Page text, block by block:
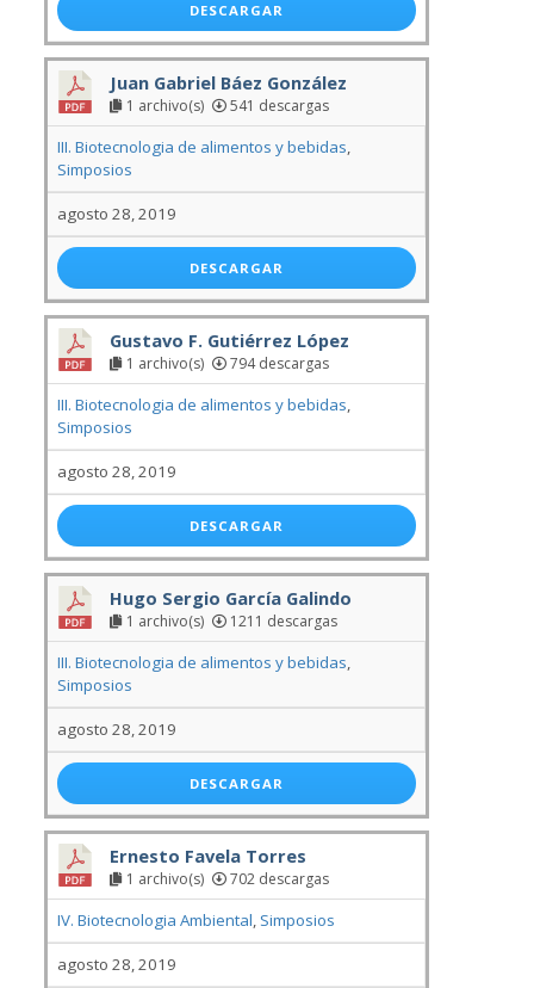
DESCARGAR
Juan Gabriel Báez González
1 archivo(s) 541 descargas
III. Biotecnologia de alimentos y bebidas,
Simposios
agosto 28, 2019
DESCARGAR
Gustavo F. Gutiérrez López
1 archivo(s) 794 descargas
III. Biotecnologia de alimentos y bebidas,
Simposios
agosto 28, 2019
DESCARGAR
Hugo Sergio García Galindo
1 archivo(s) 1211 descargas
III. Biotecnologia de alimentos y bebidas,
Simposios
agosto 28, 2019
DESCARGAR
Ernesto Favela Torres
1 archivo(s) 702 descargas
IV. Biotecnologia Ambiental, Simposios
agosto 28, 2019